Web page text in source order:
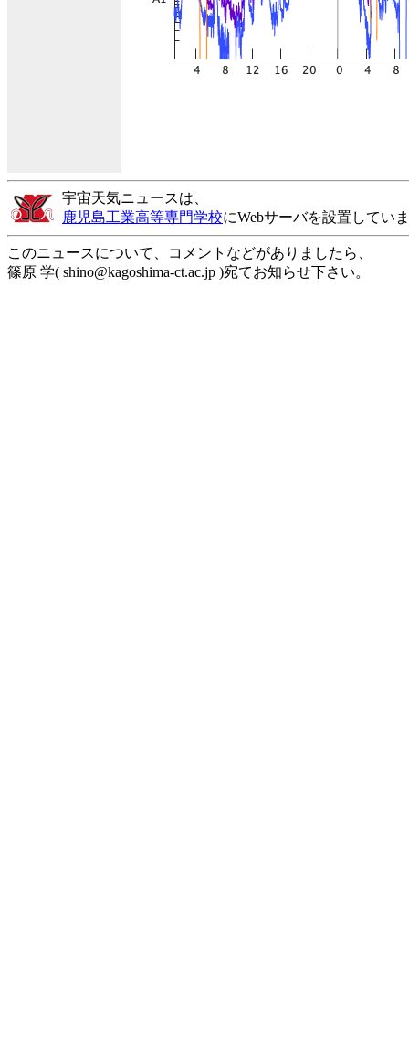
宇宙天気ニュースは、
鹿児島工業高等専門学校にWebサーバを設置してい
このニュースについて、コメントなどがありましたら、
篠原 学( shino@kagoshima-ct.ac.jp )宛てお知らせ下さい。